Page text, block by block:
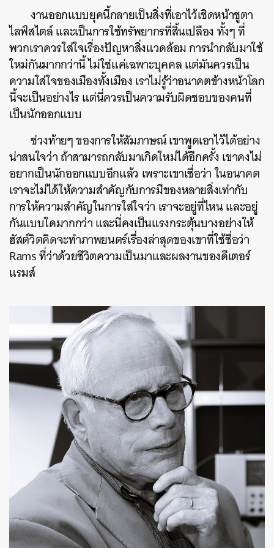
งานออกแบบยุคนี้กลายเป็นสิ่งที่เอาไว้เชิดหน้าชูตา
ไลฟ์สไตล์ และเป็นการใช้ทรัพยากรที่สิ้นเปลือง ทั้งๆ ที่
พวกเราควรใส่ใจเรื่องปัญหาสิ่งแวดล้อม การนำกลับมาใช้
ใหม่กันมากกว่านี้ ไม่ใช่แค่เฉพาะบุคคล แต่มันควรเป็น
ความใส่ใจของเมืองทั้งเมือง เราไม่รู้ว่าอนาคตข้างหน้าโลก
นี้จะเป็นอย่างไร แต่นี่ควรเป็นความรับผิดชอบของคนที่
เป็นนักออกแบบ
ช่วงท้ายๆ ของการให้สัมภาษณ์ เขาพูดเอาไว้ได้อย่าง
น่าสนใจว่า ถ้าสามารถกลับมาเกิดใหม่ได้อีกครั้ง เขาคงไม่
อยากเป็นนักออกแบบอีกแล้ว เพราะเขาเชื่อว่า ในอนาคต
เราจะไม่ได้ให้ความสำคัญกับการมีของหลายสิ่งเท่ากับ
การให้ความสำคัญในการใส่ใจว่า เราจะอยู่ที่ไหน และอยู่
กันแบบใดมากกว่า และนี่คงเป็นแรงกระตุ้นบางอย่างให้
ฮัสต์วิตคิดจะทำภาพยนตร์เรื่องล่าสุดของเขาที่ใช้ชื่อว่า
Rams ที่ว่าด้วยชีวิตความเป็นมาและผลงานของดีเตอร์
แรมส์